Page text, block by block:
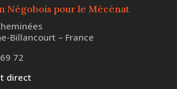
Négobois pour le Mécénat
Billancourt – France
72
direct